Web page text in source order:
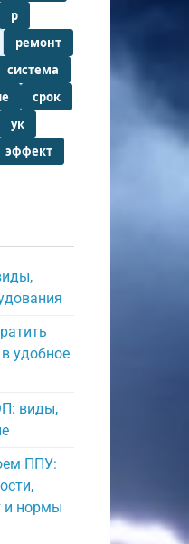
р
ремонт
система
срок
ук
эффект
удобное
виды,
ППУ:
и нормы